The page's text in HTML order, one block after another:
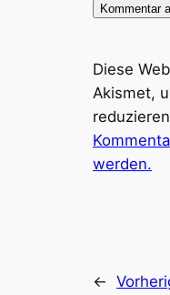
Diese
Akismet,
werden.
←